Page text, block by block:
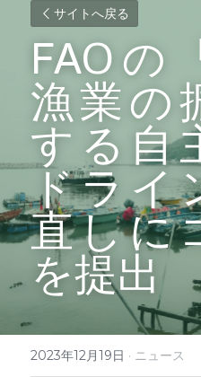
サイトへ戻る
FAOの
漁業の
する自
ドライ
直しに
を提出
2023年12月19日 · ニュース